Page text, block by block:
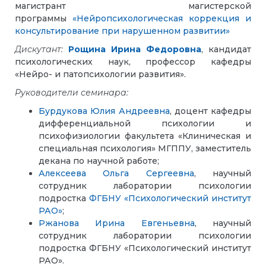
магистрант магистерской
программы «Нейропсихологическая коррекция и
консультирование при нарушенном развитии»
Дискутант: Рощина Ирина Федоровна, кандидат
психологических наук, профессор кафедры
«Нейро- и патопсихологии развития».
Руководители семинара:
Бурдукова Юлия Андреевна, доцент кафедры
дифференциальной психологии и
психофизиологии факультета «Клиническая и
специальная психология» МГППУ, заместитель
декана по научной работе;
Алексеева Ольга Сергеевна, научный
сотрудник лаборатории психологии
подростка ФГБНУ «Психологический институт
РАО»;
Ржанова Ирина Евгеньевна, научный
сотрудник лаборатории психологии
подростка ФГБНУ «Психологический институт
РАО».